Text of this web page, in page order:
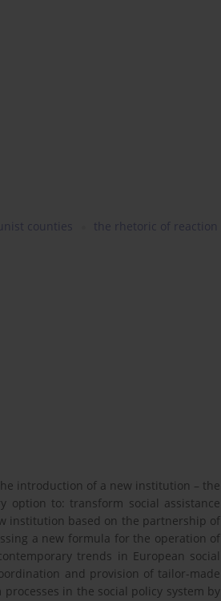
counties the rhetoric of reaction
introduction of a new institution – the
option to: transform social assistance
institution based on the partnership of
a new formula for the operation of
trends in European social
and provision of tailor-made
in the social policy system by